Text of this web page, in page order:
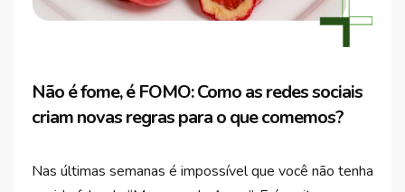
Não é fome, é FOMO: Como as redes sociais
criam novas regras para o que comemos?
Nas últimas semanas é impossível que você não tenha